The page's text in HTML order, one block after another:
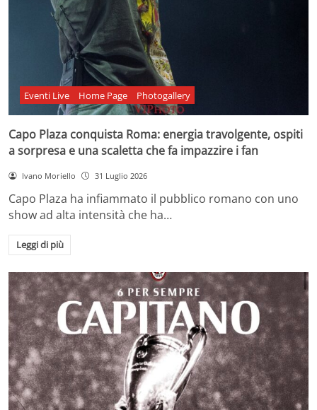
Eventi Live Home Page Photogallery
Capo Plaza conquista Roma: energia travolgente, ospiti
a sorpresa e una scaletta che fa impazzire i fan
Ivano Moriello 31 Luglio 2026
Capo Plaza ha infiammato il pubblico romano con uno
show ad alta intensità che ha…
Leggi di più